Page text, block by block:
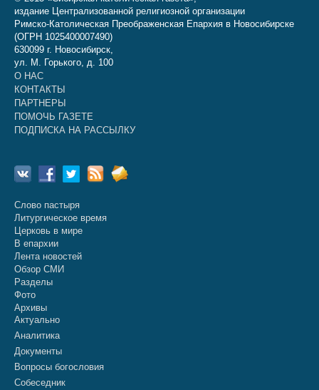
издание Централизованной религиозной организации
Римско-Католическая Преображенская Епархия в Новосибирске
(ОГРН 1025400007490)
630099 г. Новосибирск,
ул. М. Горького, д. 100
О НАС
КОНТАКТЫ
ПАРТНЕРЫ
ПОМОЧЬ ГАЗЕТЕ
ПОДПИСКА НА РАССЫЛКУ
Слово пастыря
Литургическое время
Церковь в мире
В епархии
Лента новостей
Обзор СМИ
Разделы
Фото
Архивы
Актуально
Аналитика
Документы
Вопросы богословия
Собеседник